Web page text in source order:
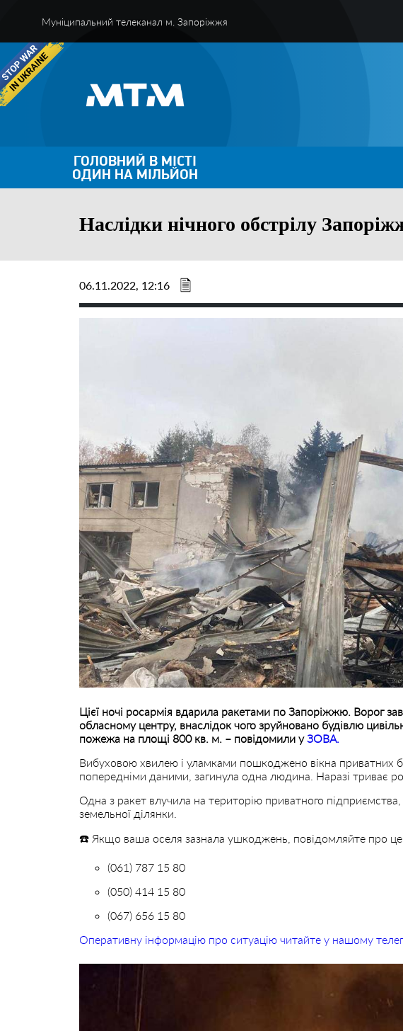
Муніципальний телеканал м. Запоріжжя
ГОЛОВНИЙ В МІСТІ
ОДИН НА МІЛЬЙОН
Наслідки нічного обстрілу
06.11.2022, 12:16
Цієї ночі росармія вдарила ракетами по Запоріжжю. Ворог
обласному центру, внаслідок чого зруйновано будівлю
пожежа на площі 800 кв. м. – повідомили уЗОВА.
Вибуховою хвилею і уламками пошкоджено вікна приватних
попередніми даними, загинула одна людина. Наразі триває
Одна з ракет влучила на територію приватного
земельної ділянки.
☎️ Якщо ваша оселя зазнала ушкоджень, повідомляйте про
(061) 787 15 80
(050) 414 15 80
(067) 656 15 80
Оперативну інформацію про ситуацію читайте у нашому